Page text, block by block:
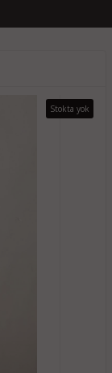
Stokta yok